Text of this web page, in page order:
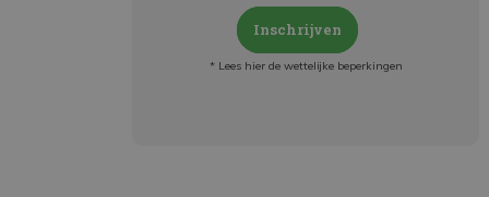
Inschrijven
* Lees hier de wettelijke beperkingen